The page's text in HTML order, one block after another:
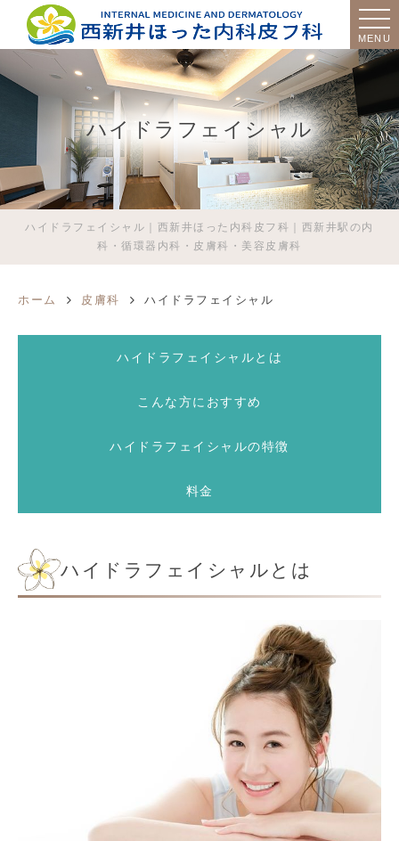
MENU
ハイドラフェイシャル
ハイドラフェイシャル｜西新井ほった内科皮フ科｜西新井駅の内
科・循環器内科・皮膚科・美容皮膚科
ホーム 皮膚科 ハイドラフェイシャル
ハイドラフェイシャルとは
こんな方におすすめ
ハイドラフェイシャルの特徴
料金
ハイドラフェイシャルとは